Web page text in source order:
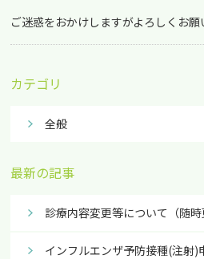
ご迷惑をおかけしますがよろしくお願
カテゴリ
全般
最新の記事
診療内容変更等について（随時
インフルエンザ予防接種(注射)